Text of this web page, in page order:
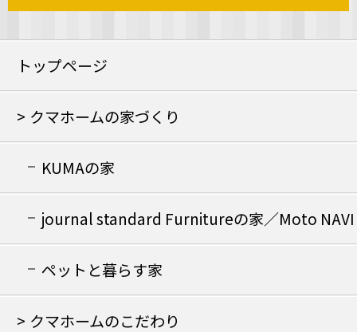
トップページ
クマホームの家づくり
KUMAの家
journal standard Furnitureの家／Moto NAVI
の家
ペットと暮らす家
クマホームのこだわり